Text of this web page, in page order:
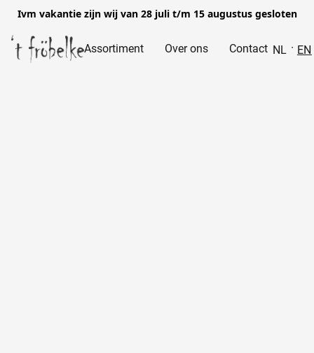
Ivm vakantie zijn wij van 28 juli t/m 15 augustus gesloten
Assortiment Over ons Contact NL EN